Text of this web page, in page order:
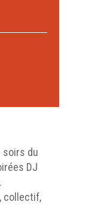
soirs du
DJ
collectif,